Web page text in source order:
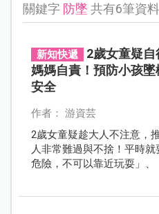
關鍵字 防墜 共有6筆資料
新知快遞
2歲女童疑自
媽媽自責！預防小孩
安全
作者： 游資芸
2歲女童疑趁大人不注意，
人非常難過與不捨！平時
危險，不可以靠近玩耍」